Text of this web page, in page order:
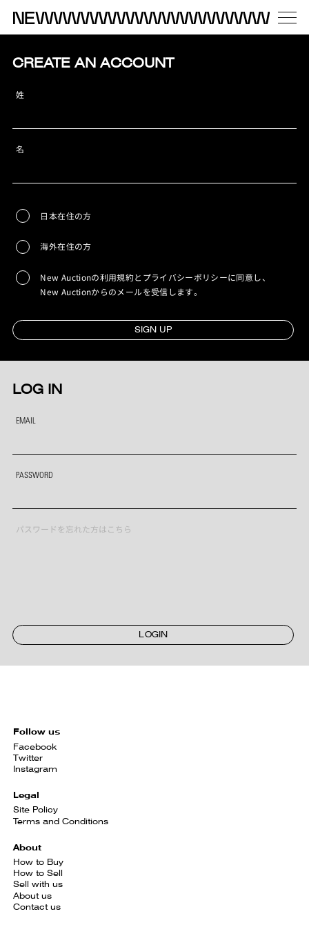
CREATE AN ACCOUNT
姓
名
日本在住の方
海外在住の方
New Auctionの利用規約とプライバシーポリシーに同意し、
New Auctionからのメールを受信します。
SIGN UP
LOG IN
EMAIL
PASSWORD
パスワードを忘れた方はこちら
LOGIN
Follow us
Facebook
Twitter
Instagram
Legal
Site Policy
Terms and Conditions
About
How to Buy
How to Sell
Sell with us
About us
Contact us